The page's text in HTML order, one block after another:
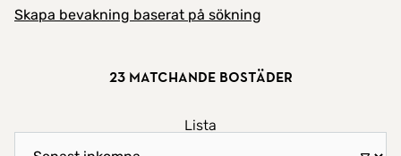
Skapa bevakning baserat på sökning
Lista
23 matchande bostäder
Sortera efter